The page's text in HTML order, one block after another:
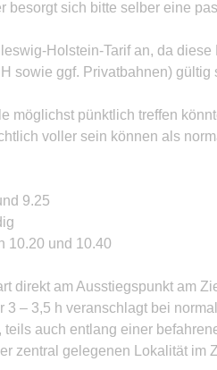
besorgt sich bitte selber eine
Holstein-Tarif an, da
sowie ggf. Privatbahnen) gültig
möglichst pünktlich treffen
voller sein können als
9.25
10.20 und 10.40
direkt am Ausstiegspunkt am
– 3,5 h veranschlagt bei
auch entlang einer
zentral gelegenen Lokalität im